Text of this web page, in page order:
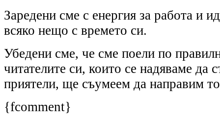
Заредени сме с енергия за работа и
всяко нещо с времето си.
Убедени сме, че сме поели по
читателите си, които се надяваме да
приятели, ще съумеем да направим
{fcomment}